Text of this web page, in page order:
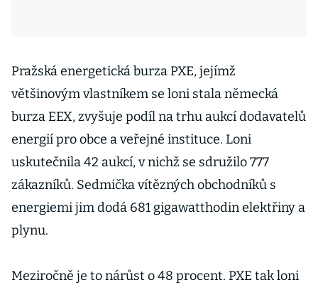
Pražská energetická burza PXE, jejímž
většinovým vlastníkem se loni stala německá
burza EEX, zvyšuje podíl na trhu aukcí dodavatelů
energií pro obce a veřejné instituce. Loni
uskutečnila 42 aukcí, v nichž se sdružilo 777
zákazníků. Sedmička vítězných obchodníků s
energiemi jim dodá 681 gigawatthodin elektřiny a
plynu.
Meziročně je to nárůst o 48 procent. PXE tak loni